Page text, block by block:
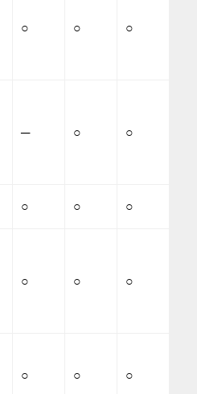
○ ○ ○
─ ○ ○
○ ○ ○
○ ○ ○
○ ○ ○